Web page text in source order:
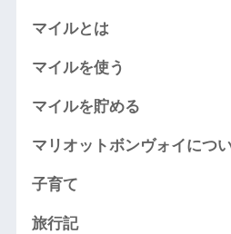
マイルとは
マイルを使う
マイルを貯める
マリオットボンヴォイにつ
子育て
旅行記